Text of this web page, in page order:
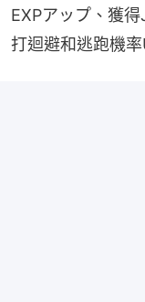
EXPアップ、獲
打迴避和逃跑機率